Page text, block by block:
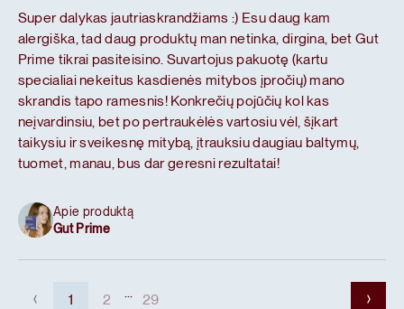
Super dalykas jautriaskrandžiams :) Esu daug kam
alergiška, tad daug produktų man netinka, dirgina, bet Gut
Prime tikrai pasiteisino. Suvartojus pakuotę (kartu
specialiai nekeitus kasdienės mitybos įpročių) mano
skrandis tapo ramesnis! Konkrečių pojūčių kol kas
neįvardinsiu, bet po pertraukėlės vartosiu vėl, šįkart
taikysiu ir sveikesnę mitybą, įtrauksiu daugiau baltymų,
tuomet, manau, bus dar geresni rezultatai!
Apie produktą
Gut Prime
1 2 29